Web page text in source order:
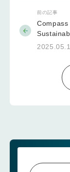
前の記事
Compass
会のお知